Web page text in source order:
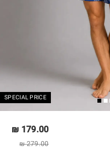
SPECIAL PRICE
179.00 ₪
279.00 ₪